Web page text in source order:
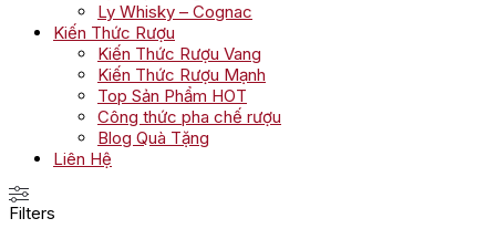
Ly Whisky – Cognac
Kiến Thức Rượu
Kiến Thức Rượu Vang
Kiến Thức Rượu Mạnh
Top Sản Phẩm HOT
Công thức pha chế rượu
Blog Quà Tặng
Liên Hệ
Filters